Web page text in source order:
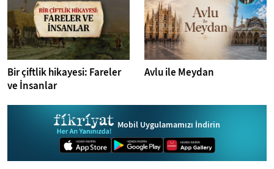
Bir çiftlik hikayesi: Fareler
ve İnsanlar
Avlu ile Meydan
Mobil Uygulamamızı İndirin